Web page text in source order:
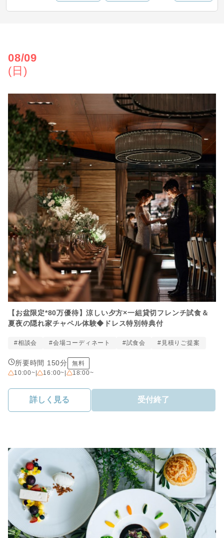
08/09
(日)
【お盆限定*80万優待】涼しい夕方×一組貸切フレンチ試食＆
夏夜の隠れ家チャペル体験◆ドレス特別特典付
#相談会 #会場コーディネート #試食会 #見積りご提案
所要時間 150分
無料
10:00~| 16:00~| 18:00~
詳しく見る 受付終了